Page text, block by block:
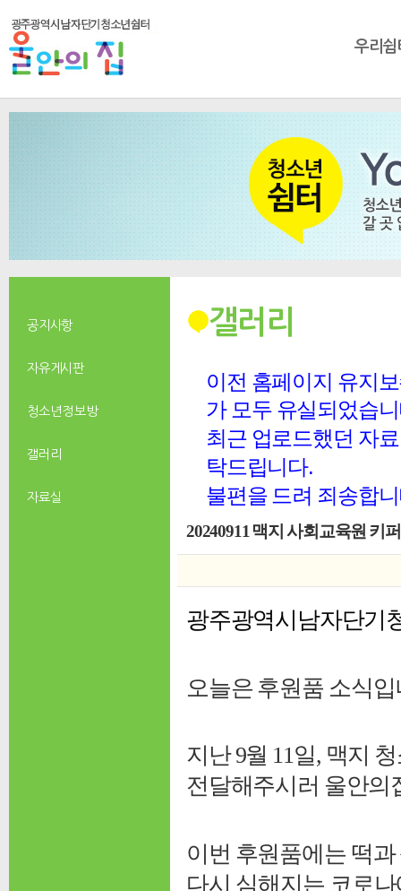
우리쉼
공지사항
자유게시판
청소년 정보방
갤러리
자료실
갤러리
이전 홈페이지 유지
가 모두 유실되었습
최근 업로드했던 자
탁드립니다.
불편을 드려 죄송합
20240911 맥지 사회교육원 키
광주광역시남자단기
오늘은 후원품 소식
지난 9월 11일, 맥지
전달해주시러 울안의
이번 후원품에는 떡
다시 심해지는 코로